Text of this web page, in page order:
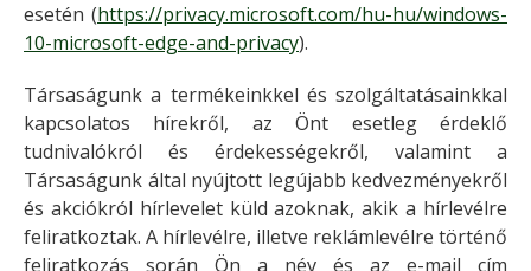
esetén (https://privacy.microsoft.com/hu-hu/windows-
10-microsoft-edge-and-privacy).
Társaságunk a termékeinkkel és szolgáltatásainkkal
kapcsolatos hírekről, az Önt esetleg érdeklő
tudnivalókról és érdekességekről, valamint a
Társaságunk által nyújtott legújabb kedvezményekről
és akciókról hírlevelet küld azoknak, akik a hírlevélre
feliratkoztak. A hírlevélre, illetve reklámlevélre történő
feliratkozás során Ön a név és az e-mail cím